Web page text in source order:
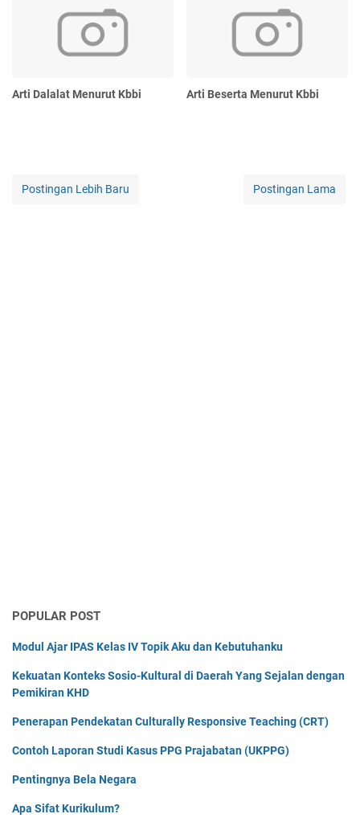
Arti Dalalat Menurut Kbbi Arti Beserta Menurut Kbbi
Postingan Lebih Baru Postingan Lama
POPULAR POST
Modul Ajar IPAS Kelas IV Topik Aku dan Kebutuhanku
Kekuatan Konteks Sosio-Kultural di Daerah Yang Sejalan dengan
Pemikiran KHD
Penerapan Pendekatan Culturally Responsive Teaching (CRT)
Contoh Laporan Studi Kasus PPG Prajabatan (UKPPG)
Pentingnya Bela Negara
Apa Sifat Kurikulum?